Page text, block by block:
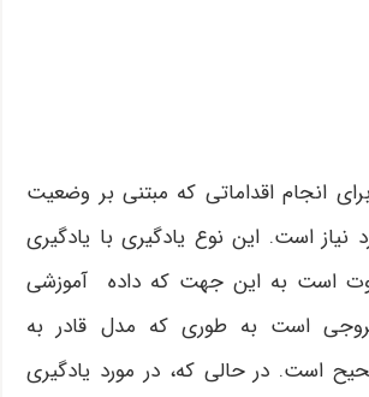
انجام اقداماتی که مبتنی بر وضعیت
نیاز است. این نوع یادگیری با یادگیری
است به این جهت که داده آموزشی
است به طوری که مدل قادر به
است. در حالی که، در مورد یادگیری